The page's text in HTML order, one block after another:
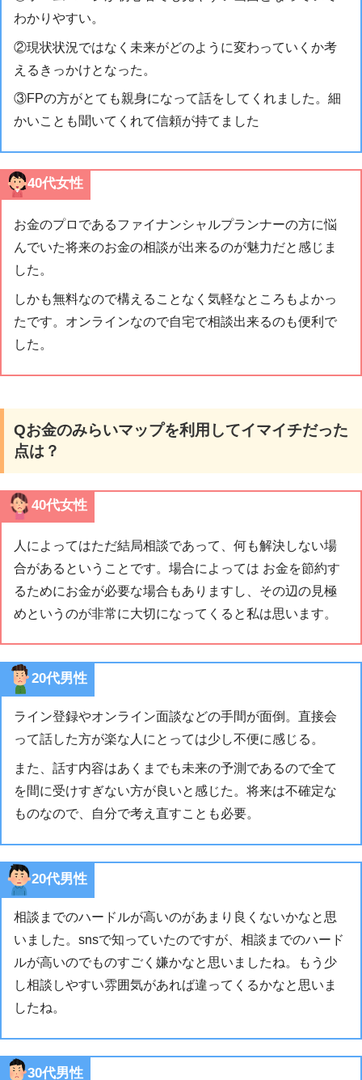
わかりやすい。
②現状状況ではなく未来がどのように変わっていくか考
えるきっかけとなった。
③FPの方がとても親身になって話をしてくれました。細
かいことも聞いてくれて信頼が持てました
40代女性
お金のプロであるファイナンシャルプランナーの方に悩
んでいた将来のお金の相談が出来るのが魅力だと感じま
した。
しかも無料なので構えることなく気軽なところもよかっ
たです。オンラインなので自宅で相談出来るのも便利で
した。
Qお金のみらいマップを利用してイマイチだった
点は？
40代女性
人によってはただ結局相談であって、何も解決しない場
合があるということです。場合によっては お金を節約す
るためにお金が必要な場合もありますし、その辺の見極
めというのが非常に大切になってくると私は思います。
20代男性
ライン登録やオンライン面談などの手間が面倒。直接会
って話した方が楽な人にとっては少し不便に感じる。
また、話す内容はあくまでも未来の予測であるので全て
を間に受けすぎない方が良いと感じた。将来は不確定な
ものなので、自分で考え直すことも必要。
20代男性
相談までのハードルが高いのがあまり良くないかなと思
いました。snsで知っていたのですが、相談までのハード
ルが高いのでものすごく嫌かなと思いましたね。もう少
し相談しやすい雰囲気があれば違ってくるかなと思いま
したね。
30代男性